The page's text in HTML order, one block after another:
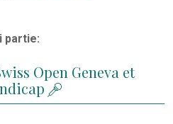
partie:
Open Geneva et